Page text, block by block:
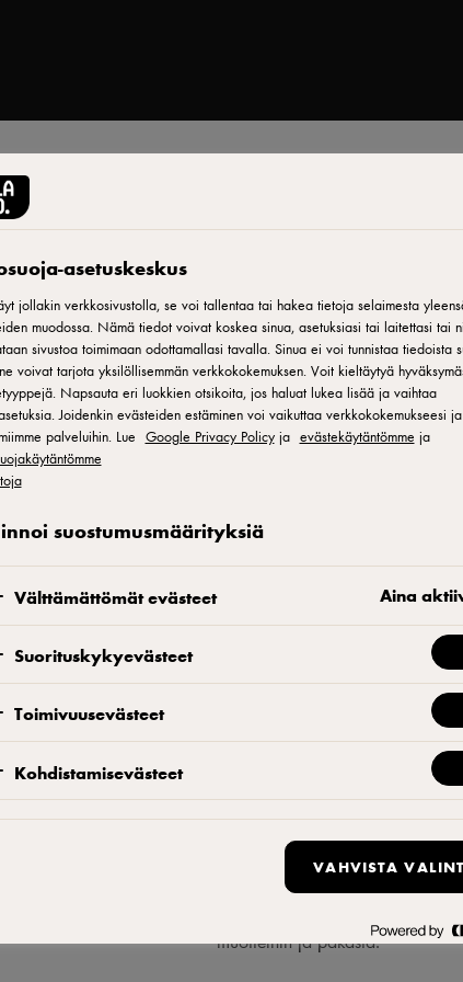
Tulosta
muodissa.
Suklaakakku
Vaahdota sokerit sekä munat
vaahdon sekaan. Lisää kerma
taikinaan. Laita taikina freimiin
Appelsiinikreemi
Liota liivate kylmässä ja
Lisää liivate ja siivilöi. Kun
muotteihin ja pakasta.
asetuskeskus
jollakin verkkosivustolla, se voi tallentaa tai hakea tietoja selaimesta
muodossa. Nämä tiedot voivat koskea sinua, asetuksiasi tai laitettasi tai
sivustoa toimimaan odottamallasi tavalla. Sinua ei voi tunnistaa tiedoista
voivat tarjota yksilöllisemmän verkkokokemuksen. Voit kieltäytyä
Napsauta eri luokkien otsikoita, jos haluat lukea lisää ja vaihtaa
Joidenkin evästeiden estäminen voi vaikuttaa verkkokokemukseesi ja
palveluihin. Lue Google Privacy Policyja evästekäytäntömme ja
suostumusmäärityksiä
Välttämättömät evästeet Aina
Suorituskykyevästeet
Toimivuusevästeet
Kohdistamisevästeet
VAHVISTA